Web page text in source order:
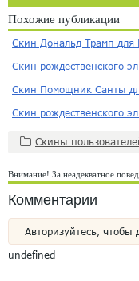
Похожие публикации
Скин Дональд Трамп для
Скин рождественского
Скин Помощник Санты
Скин рождественского
Скины
Внимание! За неадекватное
Комментарии
Авторизуйтесь, чтобы
undefined